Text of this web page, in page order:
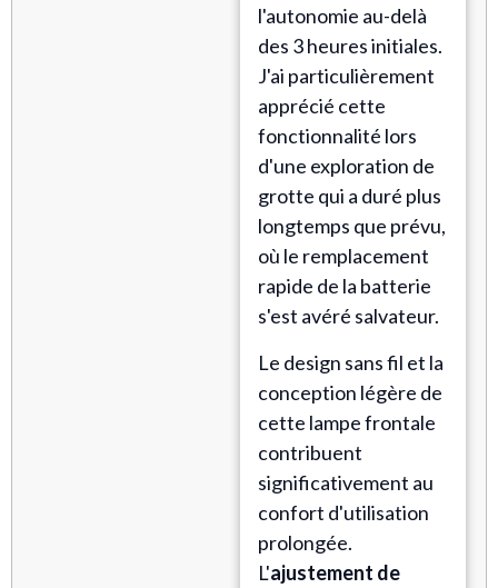
l'autonomie au-delà
des 3 heures initiales.
J'ai particulièrement
apprécié cette
fonctionnalité lors
d'une exploration de
grotte qui a duré plus
longtemps que prévu,
où le remplacement
rapide de la batterie
s'est avéré salvateur.
Le design sans fil et la
conception légère de
cette lampe frontale
contribuent
significativement au
confort d'utilisation
prolongée.
L'ajustement de